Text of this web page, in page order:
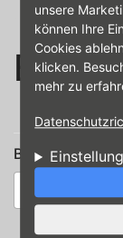
unsere
können Ihre
Cookies
klicken.
mehr zu
Haupt-
Anmelden
Benutzername